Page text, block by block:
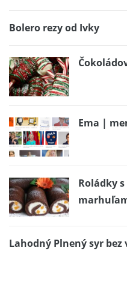
Bolero rezy od Ivky
Ema |
Roládky
Lahodný Plnený syr bez